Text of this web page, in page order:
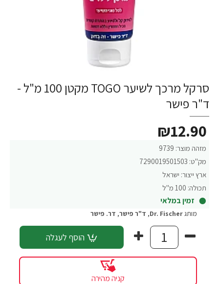
סרקל מרכך לשיער TOGO מקטן 100 מ"ל -
ד"ר פישר
מזהה מוצר: 9739
מק"ט: 7290019501503
ארץ ייצור: ישראל
תכולה: 100 מ"ל
זמין במלאי
₪12.90
מותגDr. Fischer
, ד"ר פישר, דר. פישר
הוסף לעגלה
קניה מהירה